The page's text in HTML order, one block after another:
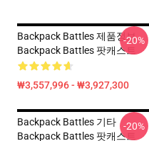
Backpack Battles 제품정보
Backpack Battles 팟캐스트
₩3,557,996 - ₩3,927,300
-20%
Backpack Battles 기타
Backpack Battles 팟캐스트
-20%